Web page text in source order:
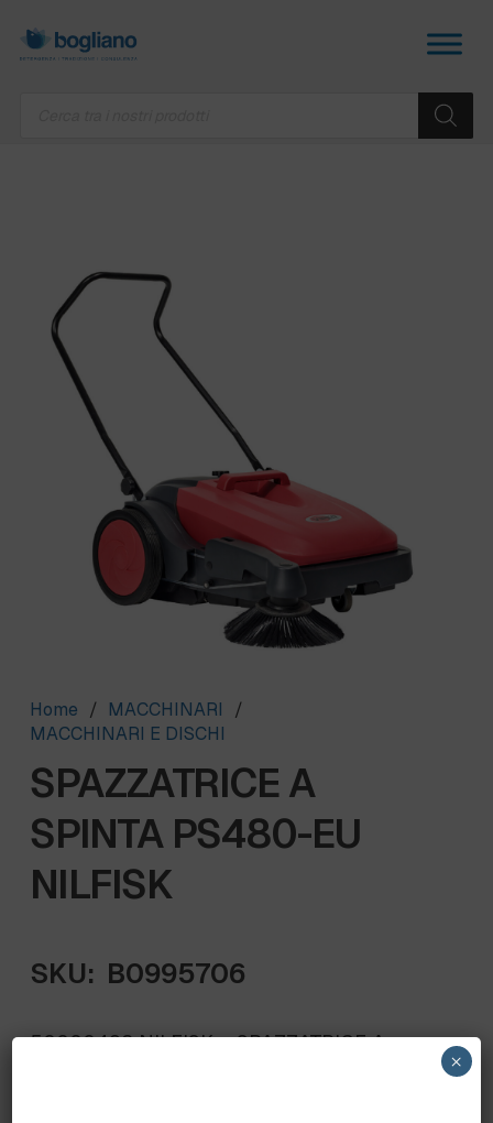
Home / MACCHINARI
/
MACCHINARI E DISCHI
SPAZZATRICE A
SPINTA PS480-EU
NILFISK
SKU: B0995706
50000492 NILFISK – SPAZZATRICE A
×